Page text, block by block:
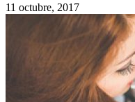
11 octubre, 2017